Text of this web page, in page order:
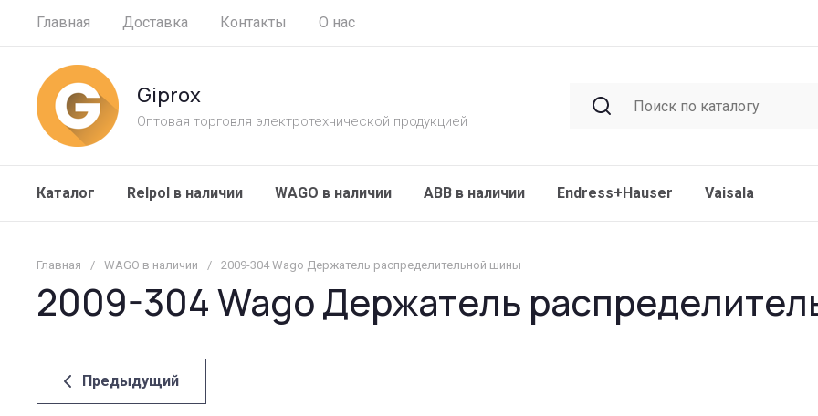
Главная Доставка Контакты О нас
Giprox
Оптовая торговля электротехнической продукцией
Каталог Relpol в наличии WAGO в наличии ABB в наличии Endress+Hauser Vaisala
Главная / WAGO в наличии / 2009-304 Wago Держатель распределительной шины
2009-304 Wago Держатель
Предыдущий